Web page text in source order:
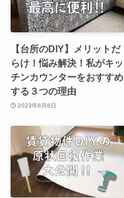
【台所のDIY】メリットだ
らけ！悩み解決！私がキッ
チンカウンターをおすすめ
する３つの理由
2023年6月8日